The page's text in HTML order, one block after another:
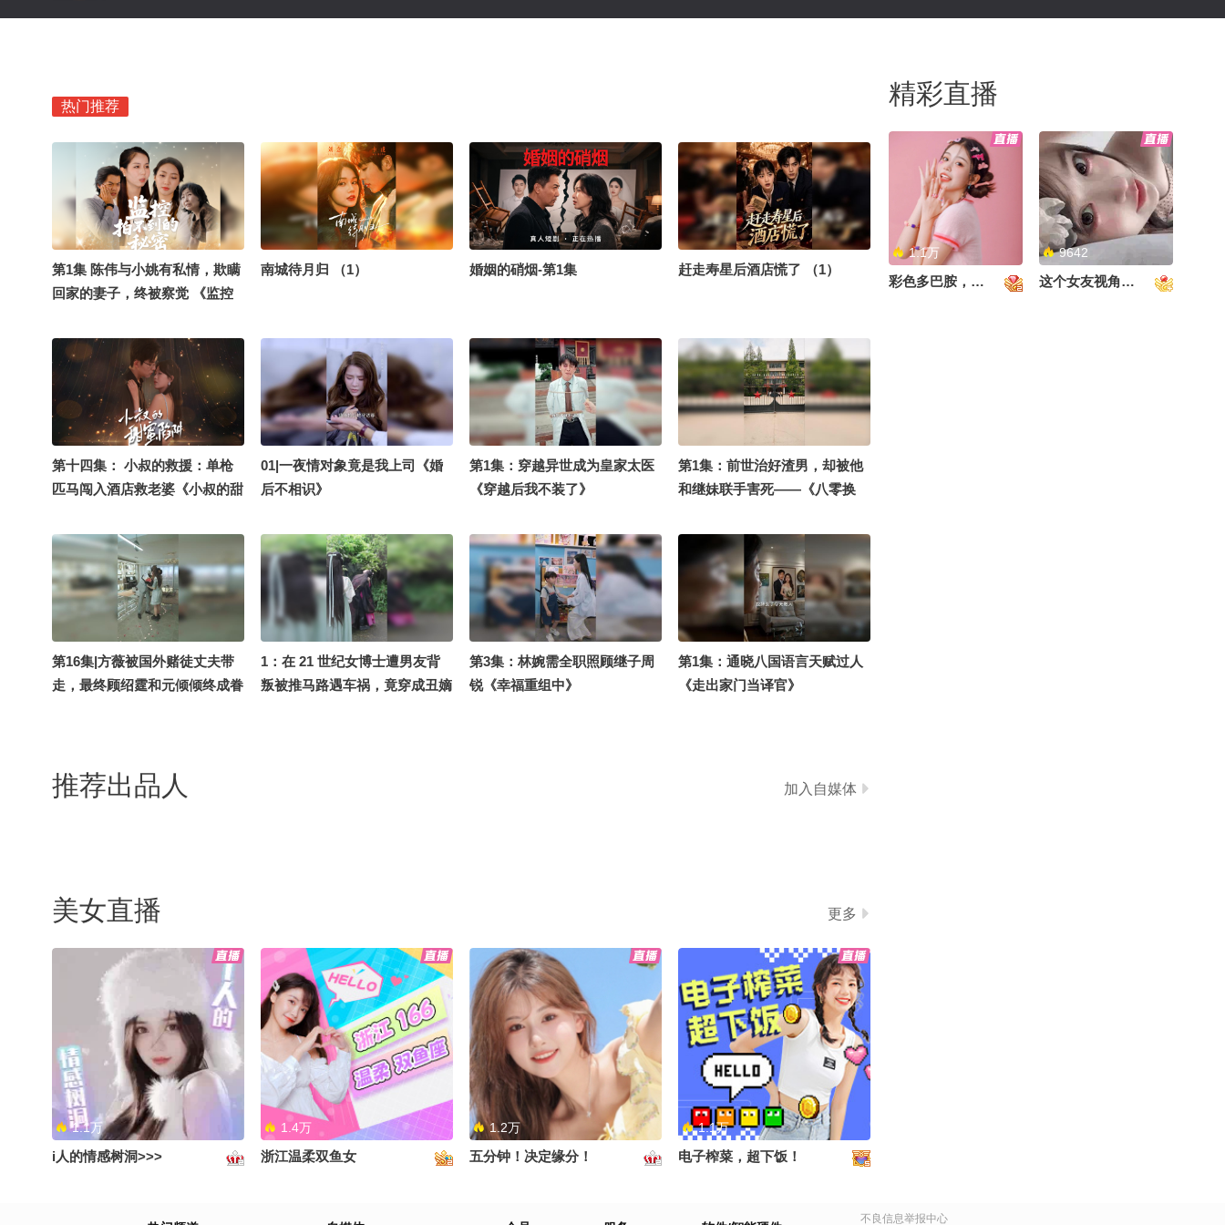
热门推荐
第1集 陈伟与小姚有私情，欺瞒
回家的妻子，终被察觉 《监控
南城待月归 （1） 婚姻的硝烟-第1集 赶走寿星后酒店慌了 （1）
第十四集： 小叔的救援：单枪
匹马闯入酒店救老婆《小叔的甜
01|一夜情对象竟是我上司《婚
后不相识》
第1集：穿越异世成为皇家太医
《穿越后我不装了》
第1集：前世治好渣男，却被他
和继妹联手害死——《八零换
第16集|方薇被国外赌徒丈夫带
走，最终顾绍霆和元倾倾终成眷
1：在 21 世纪女博士遭男友背
叛被推马路遇车祸，竟穿成丑嫡
第3集：林婉需全职照顾继子周
锐《幸福重组中》
第1集：通晓八国语言天赋过人
《走出家门当译官》
推荐出品人 加入自媒体
美女直播 更多
1.1万
i人的情感树洞>>>
1.4万
浙江温柔双鱼女
1.2万
五分钟！决定缘分！
1.1万
电子榨菜，超下饭！
精彩直播
1.1万
彩色多巴胺，甜到心里啦！
9642
这个女友视角好治愈~
不良信息举报中心